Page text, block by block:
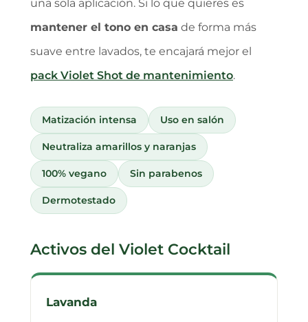
una sola aplicación. Si lo que quieres es
mantener el tono en casa de forma más
suave entre lavados, te encajará mejor el
pack Violet Shot de mantenimiento.
Matización intensa Uso en salón
Neutraliza amarillos y naranjas
100% vegano Sin parabenos
Dermotestado
Activos del Violet Cocktail
Lavanda